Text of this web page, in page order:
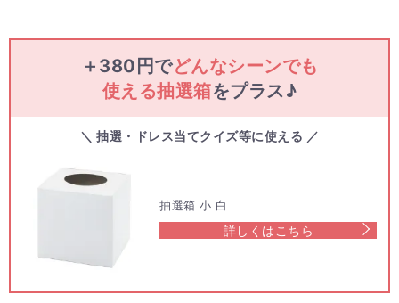
＋380円でどんなシーンでも
使える抽選箱をプラス♪
＼ 抽選・ドレス当てクイズ等に使える ／
抽選箱 小 白
詳しくはこちら